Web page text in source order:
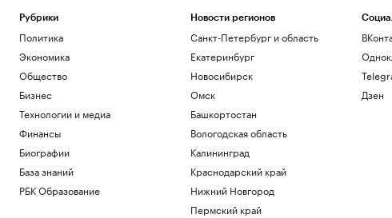
Рубрики
Политика
Экономика
Общество
Бизнес
Технологии и медиа
Финансы
Биографии
База знаний
РБК Образование
Новости регионов
Санкт-Петербург и область
Екатеринбург
Новосибирск
Омск
Башкортостан
Вологодская область
Калининград
Краснодарский край
Нижний Новгород
Пермский край
Дзен